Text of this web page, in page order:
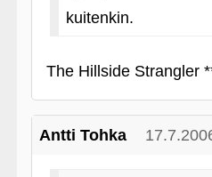
kuitenkin.
The Hillside Strangler
Antti Tohka